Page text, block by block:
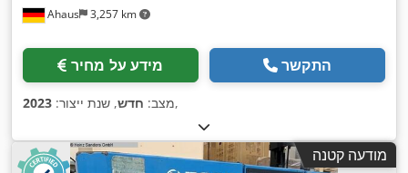
Ahaus 3,257 km
מידע על מחיר התקשר
מצב: חדש, שנת ייצור: 2023 ,
מודעה קטנה